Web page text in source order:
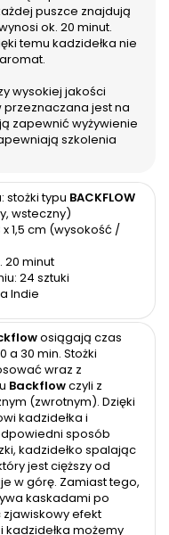
który da Ci odpowiedź na
jakie części swojego ciała
powinieneś zwrócić
szczególną uwagę. W
puszce znajdują
ok. 20 minut.
temu kadzidełka nie
wysokiej jakości
przeznaczana jest na
zapewnić wyżywienie
szkolenia
stożki typu BACKFLOW
wsteczny)
1,5 cm (wysokość /
20 minut
24 sztuki
Indie
osiągają czas
a 30 min. Stożki
wraz z
Backflowczyli z
(zwrotnym). Dzięki
kadzidełka i
sposób
kadzidełko spalając
jest cięższy od
w górę. Zamiast tego,
kaskadami po
zjawiskowy efekt
kadzidełka możemy